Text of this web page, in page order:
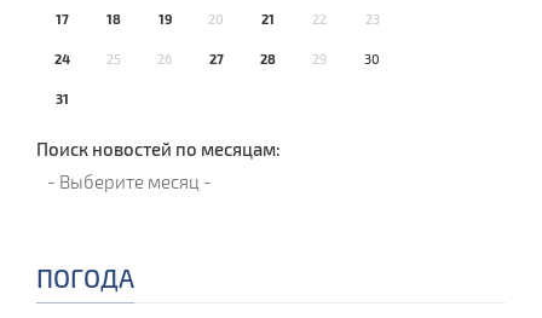
17 18 19 20 21 22 23
24 25 26 27 28 29 30
31
Поиск новостей по месяцам:
ПОГОДА